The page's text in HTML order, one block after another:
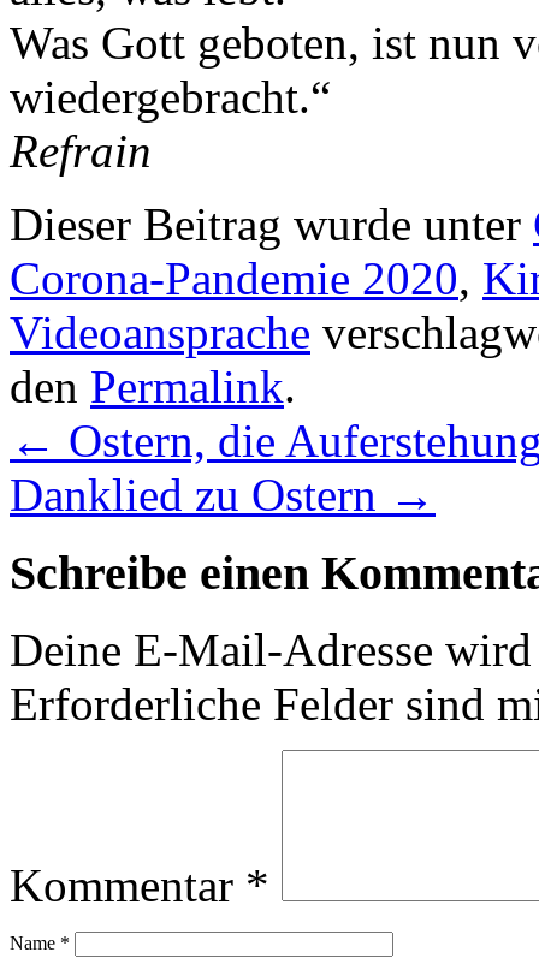
Was Gott geboten, ist nun
wiedergebracht.“
Refrain
Dieser Beitrag wurde unter
Corona-Pandemie 2020,
Videoansprache
den Permalink.
← Ostern, die
Danklied zu Ostern →
Schreibe einen
Deine E-Mail-Adresse
Erforderliche Felder sind
Kommentar *
Name *